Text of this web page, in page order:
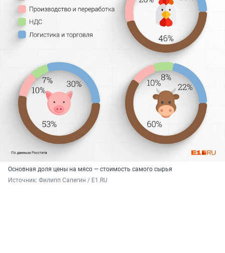
Основная доля цены на мясо — стоимость самого сырья
Источник: Филипп Сапегин / E1.RU